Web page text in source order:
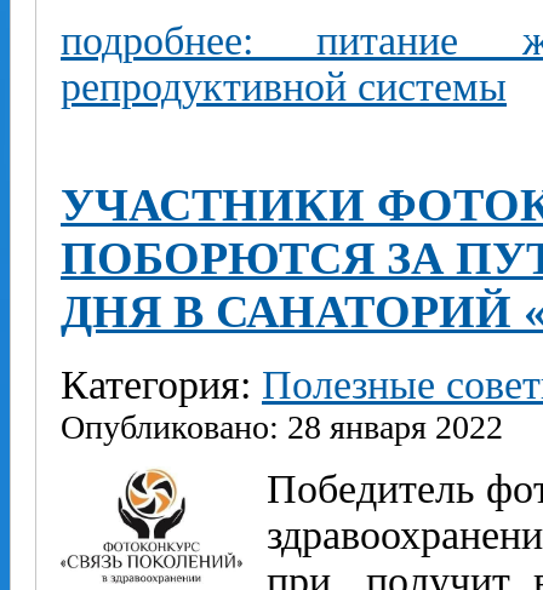
подробнее: питание
репродуктивной системы
УЧАСТНИКИ
ПОБОРЮТСЯ ЗА
ДНЯ В САНАТОРИЙ
Категория: Полезные
Опубликовано: 28 января 2022
Победитель